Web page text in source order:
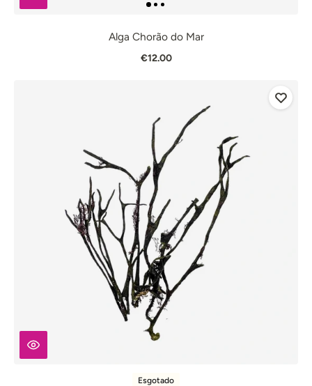
Alga Chorão do Mar
€12.00
Esgotado